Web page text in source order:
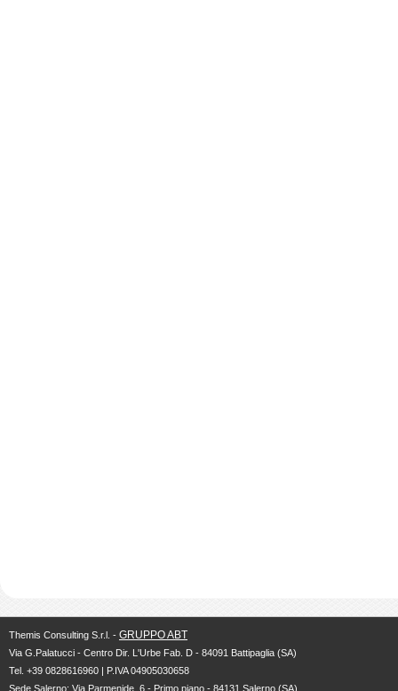
Themis Consulting S.r.l. - GRUPPO ABT
Via G.Palatucci - Centro Dir. L'Urbe Fab. D - 84091 Battipaglia (SA)
Tel. +39 0828616960 | P.IVA 04905030658
Sede Salerno: Via Parmenide, 6 - Primo piano - 84131 Salerno (SA)